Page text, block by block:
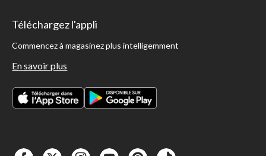
Téléchargez l'appli
Commencez à magasinez plus intelligemment
En savoir plus